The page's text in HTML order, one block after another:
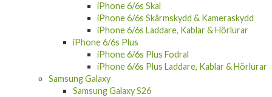
iPhone 6/6s Skal
iPhone 6/6s Skärmskydd & Kameraskydd
iPhone 6/6s Laddare, Kablar & Hörlurar
iPhone 6/6s Plus
iPhone 6/6s Plus Fodral
iPhone 6/6s Plus Laddare, Kablar & Hörlurar
Samsung Galaxy
Samsung Galaxy S26